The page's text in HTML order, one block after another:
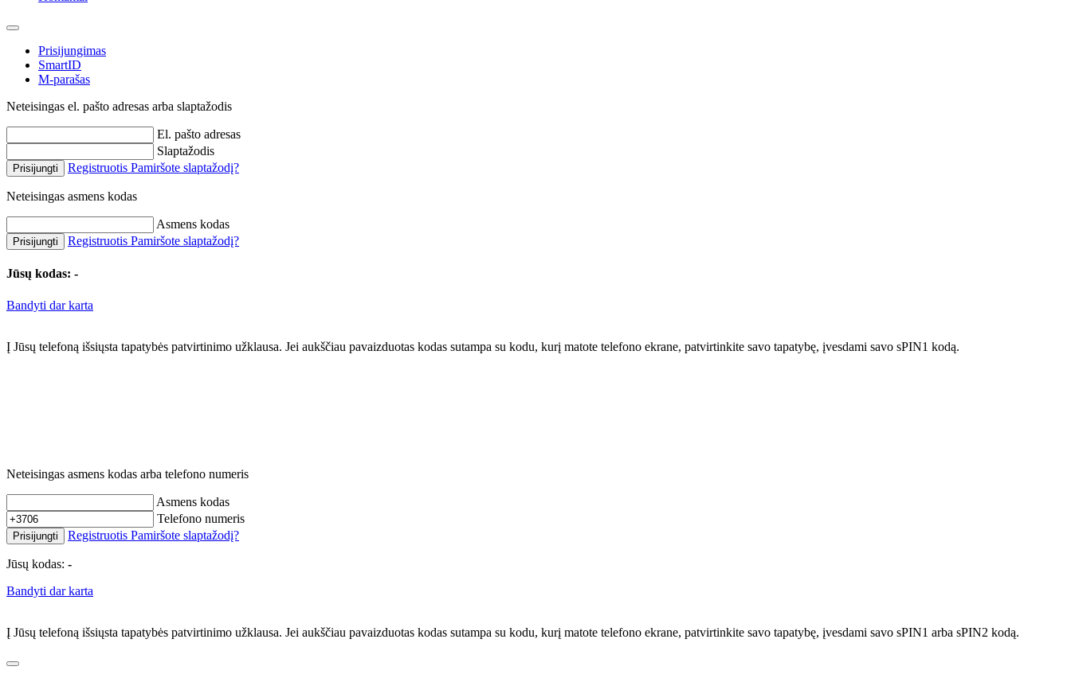
Prisijungimas
SmartID
M-parašas
Neteisingas el. pašto adresas arba slaptažodis
El. pašto adresas
Slaptažodis
Prisijungti Registruotis Pamiršote slaptažodį?
Neteisingas asmens kodas
Asmens kodas
Prisijungti Registruotis Pamiršote slaptažodį?
Jūsų kodas: -
Bandyti dar karta
Į Jūsų telefoną išsiųsta tapatybės patvirtinimo užklausa. Jei aukščiau pavaizduotas kodas sutampa su kodu, kurį matote telefono ekrane, patvirtinkite savo tapatybę, įvesdami savo sPIN1 kodą.
Neteisingas asmens kodas arba telefono numeris
Asmens kodas
Telefono numeris
Prisijungti Registruotis Pamiršote slaptažodį?
Jūsų kodas: -
Bandyti dar karta
Į Jūsų telefoną išsiųsta tapatybės patvirtinimo užklausa. Jei aukščiau pavaizduotas kodas sutampa su kodu, kurį matote telefono ekrane, patvirtinkite savo tapatybę, įvesdami savo sPIN1 arba sPIN2 kodą.